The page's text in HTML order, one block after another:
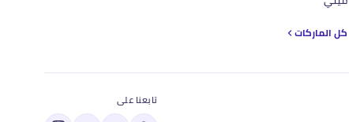
كل الماركات
تابعنا على